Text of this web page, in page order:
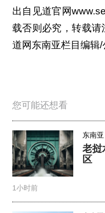
出自见道官网
载否则必究，转载
道网东南亚栏目编辑/
您可能还想看
东南亚
老挝
区
1小时前